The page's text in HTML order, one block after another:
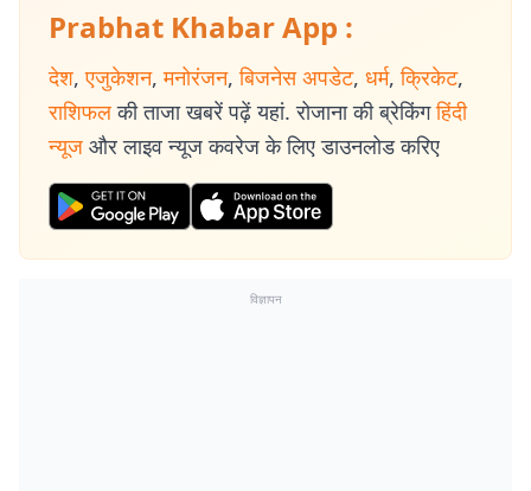
Prabhat Khabar App :
देश, एजुकेशन, मनोरंजन, बिजनेस अपडेट, धर्म, क्रिकेट,
राशिफल की ताजा खबरें पढ़ें यहां. रोजाना की ब्रेकिंग हिंदी
न्यूज और लाइव न्यूज कवरेज के लिए डाउनलोड करिए
विज्ञापन